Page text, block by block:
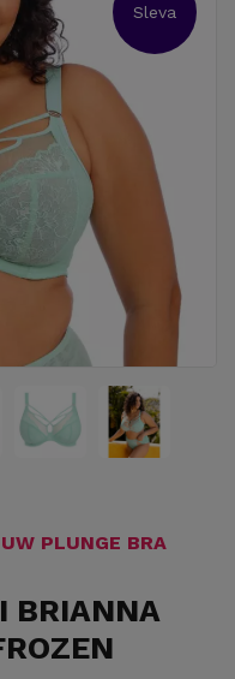
Sleva
PLUNGE BRA
BRIANNA